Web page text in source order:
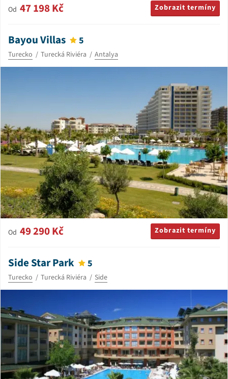
Od 47 198 Kč Zobrazit termíny
Bayou Villas 5
Turecko Turecká Riviéra Antalya
Od 49 290 Kč Zobrazit termíny
Side Star Park 5
Turecko Turecká Riviéra Side